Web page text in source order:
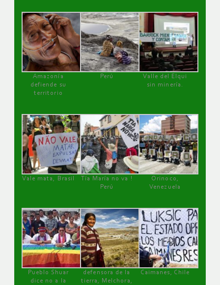
Amazonía
defiende su
territorio
Perú
Valle del Elqui
sin minería.
Vale mata, Brasil
Tía María no va !
Perú
Orinoco,
Venezuela
Pueblo Shuar
dice no a la
defensora de la
tierra, Melchora,
Caimanes, Chile